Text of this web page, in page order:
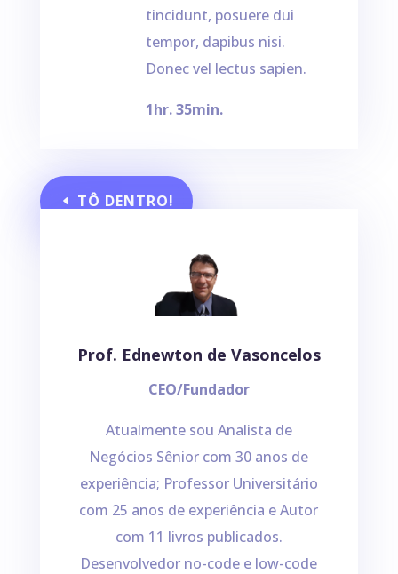
tincidunt, posuere dui
tempor, dapibus nisi.
Donec vel lectus sapien.
1hr. 35min.
TÔ DENTRO!
Prof. Ednewton de Vasoncelos
CEO/Fundador
Atualmente sou Analista de
Negócios Sênior com 30 anos de
experiência; Professor Universitário
com 25 anos de experiência e Autor
com 11 livros publicados.
Desenvolvedor no-code e low-code